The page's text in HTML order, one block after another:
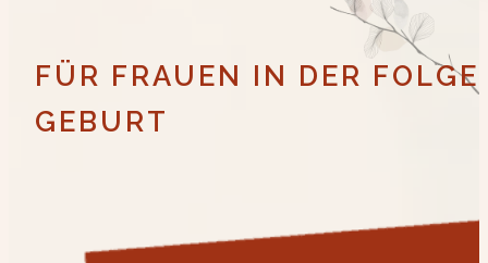
FÜR FRAUEN IN DER
GEBURT